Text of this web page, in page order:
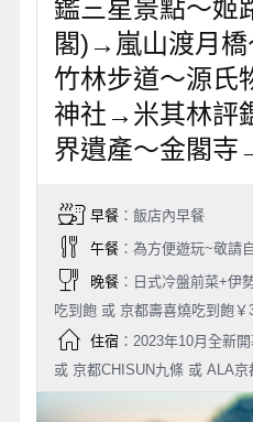
鑑三星景點～姬
閣)→嵐山渡月橋
竹林步道～源
神社→米其林評
界遺產～金閣
早餐：飯店內早餐
午餐：為方便遊玩~敬請
晚餐：日式冷盤前菜+伊
吃到飽 或 京都壽喜燒吃到飽￥
住宿：2023年10月全新
或 京都CHISUN九條 或 ALA